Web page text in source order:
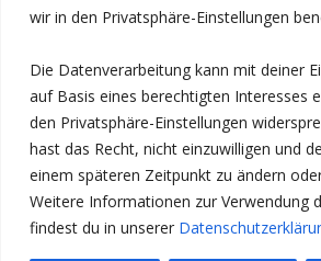
wir in den Privatsphäre-Einstellungen
Die Datenverarbeitung kann mit deiner
auf Basis eines berechtigten Interesses
den Privatsphäre-Einstellungen
hast das Recht, nicht einzuwilligen und
einem späteren Zeitpunkt zu ändern
Weitere Informationen zur Verwendung
findest du in unserer
3HO Deutschland e.V.